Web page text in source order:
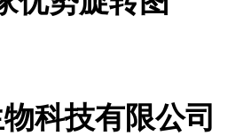
科技有限公司